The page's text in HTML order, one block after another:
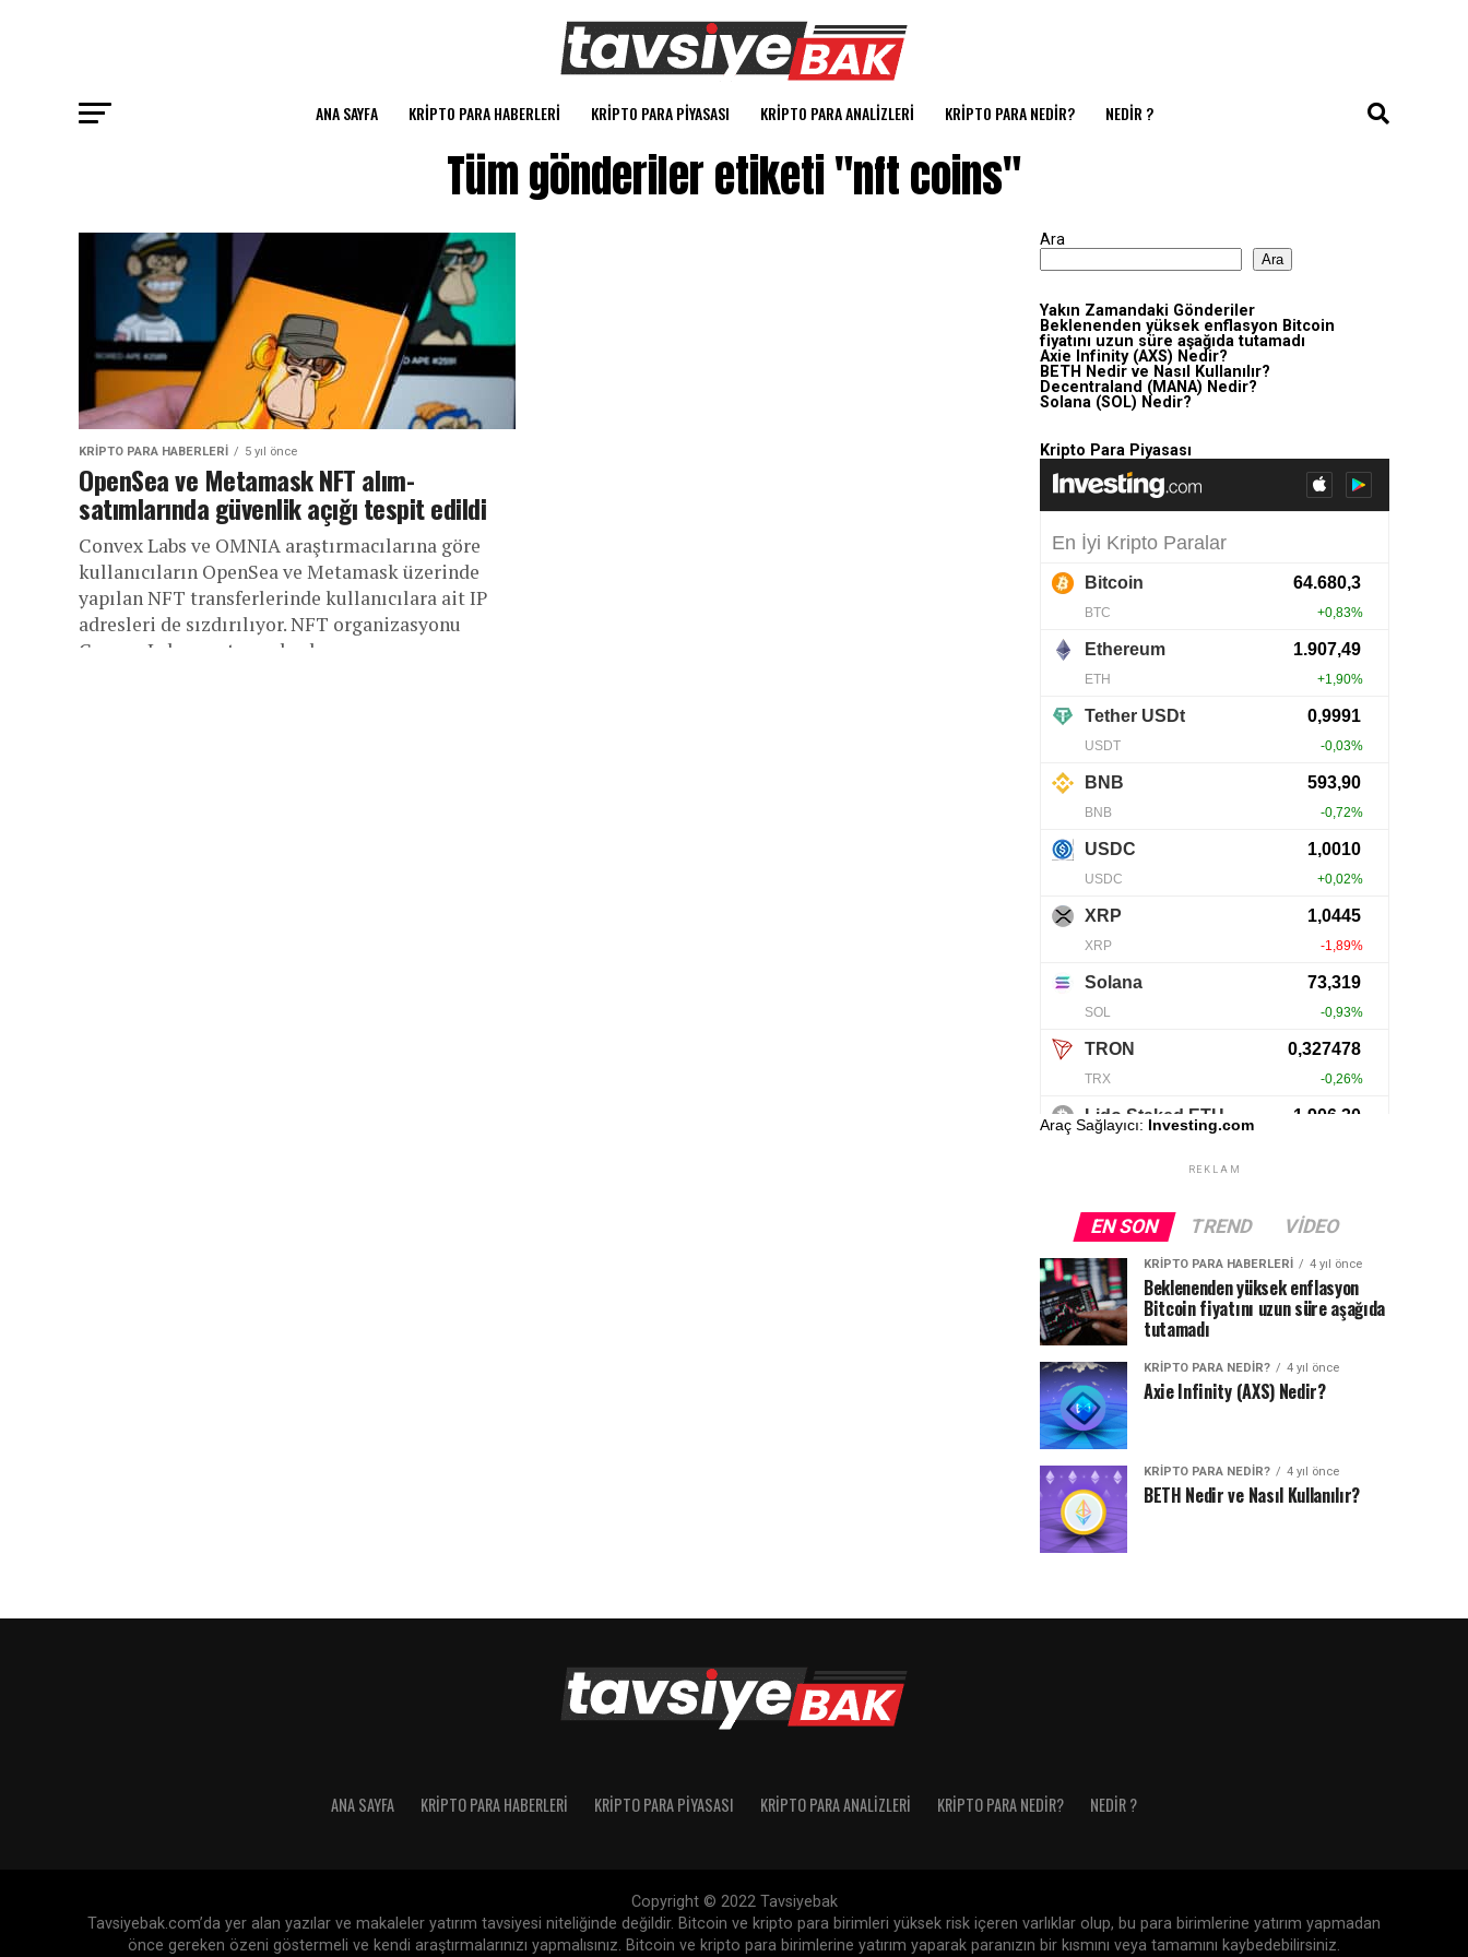
ANA SAYFA KRIPTO PARA HABERLERI KRIPTO PARA PIYASASI KRIPTO PARA ANALIZLERI KRIPTO PARA NEDIR? NEDIR ?
Tüm gönderiler etiketi "nft coins"
KRIPTO PARA HABERLERI 5 yıl önce
OpenSea ve Metamask NFT alım-
satımlarında güvenlik açığı tespit edildi
Convex Labs ve OMNIA araştırmacılarına göre
kullanıcıların OpenSea ve Metamask üzerinde
yapılan NFT transferlerinde kullanıcılara ait IP
adresleri de sızdırılıyor. NFT organizasyonu
Convex Labs araştırma başkanı...
Ara
Ara
Yakın Zamandaki Gönderiler
Beklenenden yüksek enflasyon Bitcoin
fiyatını uzun süre aşağıda tutamadı
Axie Infinity (AXS) Nedir?
BETH Nedir ve Nasıl Kullanılır?
Decentraland (MANA) Nedir?
Solana (SOL) Nedir?
Kripto Para Piyasası
Araç Sağlayıcı: Investing.com
REKLAM
EN SON TREND VIDEO
KRIPTO PARA HABERLERI 4 yıl önce
Beklenenden yüksek enflasyon
Bitcoin fiyatını uzun süre aşağıda
tutamadı
KRIPTO PARA NEDIR? 4 yıl önce
Axie Infinity (AXS) Nedir?
KRIPTO PARA NEDIR? 4 yıl önce
BETH Nedir ve Nasıl Kullanılır?
ANA SAYFA KRIPTO PARA HABERLERI KRIPTO PARA PIYASASI KRIPTO PARA ANALIZLERI KRIPTO PARA NEDIR? NEDIR ?
Copyright © 2022 Tavsiyebak
Tavsiyebak.com’da yer alan yazılar ve makaleler yatırım tavsiyesi niteliğinde değildir. Bitcoin ve kripto para birimleri yüksek risk içeren varlıklar olup, bu para birimlerine yatırım yapmadan
önce gereken özeni göstermeli ve kendi araştırmalarınızı yapmalısınız. Bitcoin ve kripto para birimlerine yatırım yaparak paranızın bir kısmını veya tamamını kaybedebilirsiniz.